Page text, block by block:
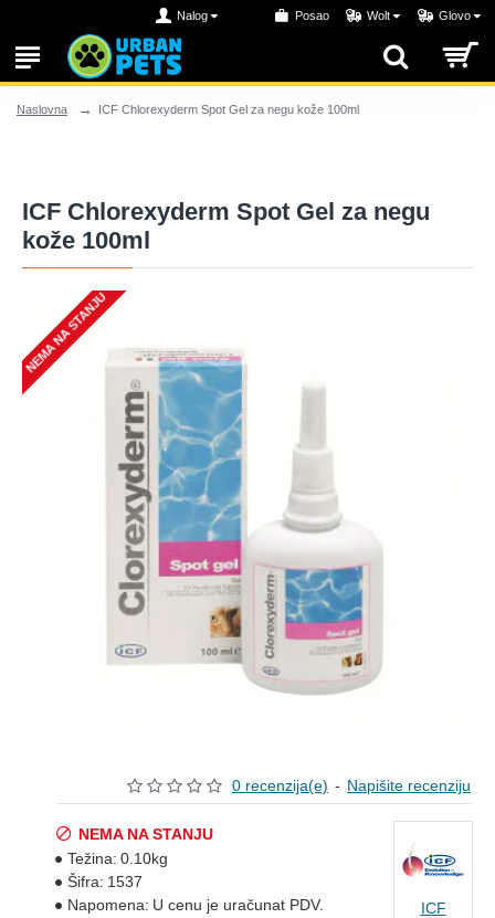
Nalog Posao Wolt Glovo
Naslovna ICF Chlorexyderm Spot Gel za negu kože 100ml
ICF Chlorexyderm Spot Gel za negu
kože 100ml
NEMA NA STANJU
0 recenzija(e) - Napišite recenziju
NEMA NA STANJU
Težina: 0.10kg
Šifra: 1537
Napomena: U cenu je uračunat PDV. ICF